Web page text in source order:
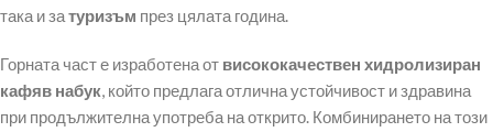
така и затуризъм през цялата година.
Горната част е изработена от висококачествен хидролизиран
кафяв набук, който предлага отлична устойчивост и здравина
при продължителна употреба на открито. Комбинирането на този